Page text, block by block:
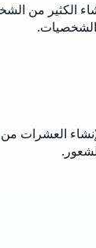
الكثير من
الشخصيات.